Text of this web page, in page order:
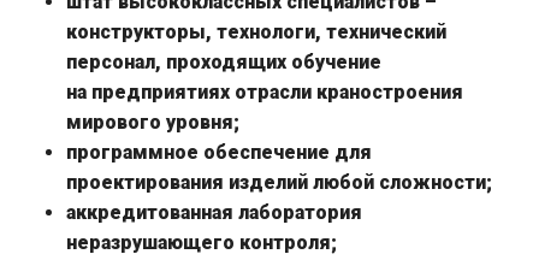
конструкторы, технологи, технический
персонал, проходящих обучение
на предприятиях отрасли краностроения
мирового уровня;
программное обеспечение для
проектирования изделий любой сложности;
аккредитованная лаборатория
неразрушающего контроля;